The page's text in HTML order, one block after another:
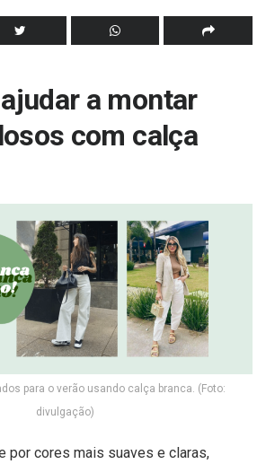
a montar
com calça
para o verão usando calça branca. (Foto:
divulgação)
por cores mais suaves e claras,